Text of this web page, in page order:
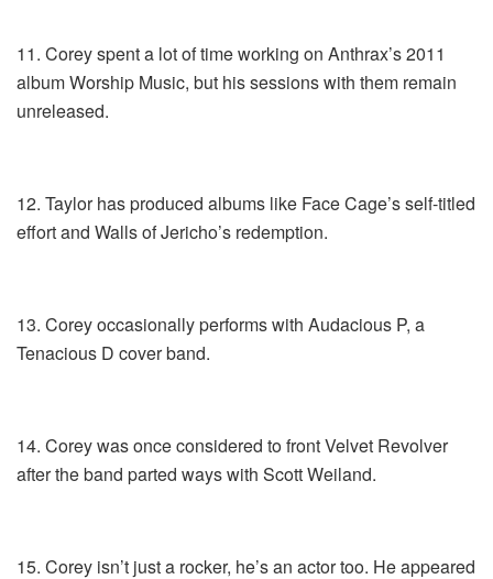
11. Corey spent a lot of time working on Anthrax’s 2011
album Worship Music, but his sessions with them remain
unreleased.
12. Taylor has produced albums like Face Cage’s self-titled
effort and Walls of Jericho’s redemption.
13. Corey occasionally performs with Audacious P, a
Tenacious D cover band.
14. Corey was once considered to front Velvet Revolver
after the band parted ways with Scott Weiland.
15. Corey isn’t just a rocker, he’s an actor too. He appeared